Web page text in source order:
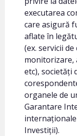
executarea
care asigură
aflate în
(ex. servicii
monitorizare,
etc), societăți
organele de
Garantare
internaționale
Investiții).